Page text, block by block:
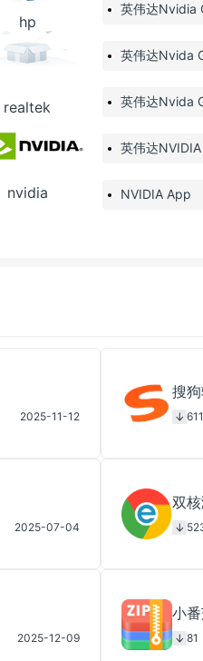
hp
realtek
nvidia
英伟达Nvidia
英伟达Nvida
英伟达Nvida
英伟达
NVIDIA App
2025-11-12
搜
611
2025-07-04
双
2025-12-09
小
81